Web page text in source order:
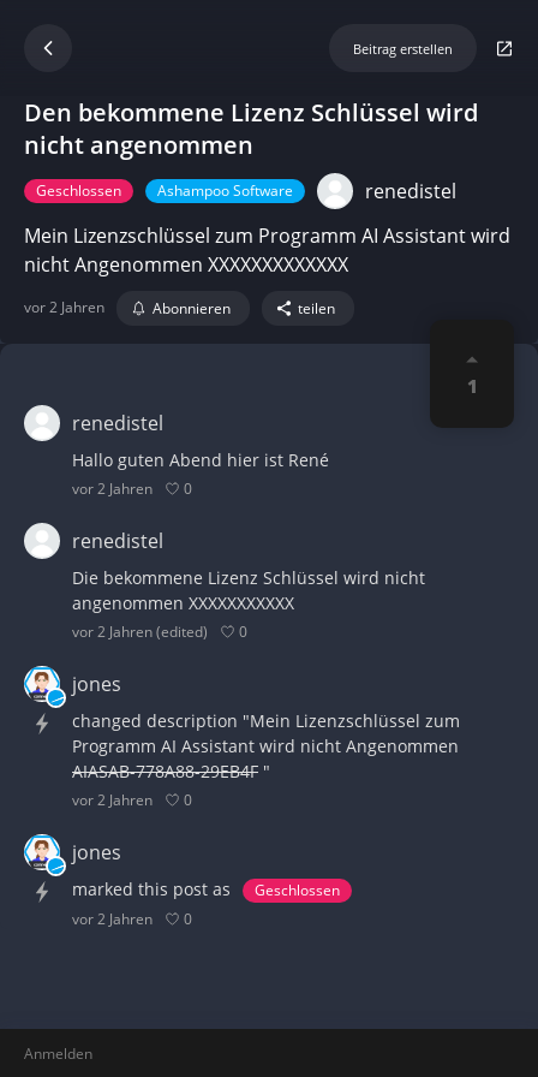
Beitrag erstellen
Den bekommene Lizenz Schlüssel wird
nicht angenommen
Geschlossen Ashampoo Software
renedistel
Mein Lizenzschlüssel zum Programm AI Assistant wird
nicht Angenommen XXXXXXXXXXXXX
vor 2 Jahren Abonnieren teilen
1
renedistel
Hallo guten Abend hier ist René
vor 2 Jahren 0
renedistel
Die bekommene Lizenz Schlüssel wird nicht
angenommen XXXXXXXXXXX
vor 2 Jahren(edited) 0
jones
changed description "Mein Lizenzschlüssel zum
Programm AI Assistant wird nicht Angenommen
AIASAB-778A88-29EB4F "
vor 2 Jahren 0
jones
marked this post as
Geschlossen
vor 2 Jahren
0
Anmelden